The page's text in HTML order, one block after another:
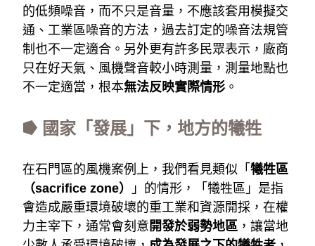
的低頻噪音，而不只是音量，不應該套用模擬交
通、工業區噪音的方法，過去訂定的噪音法規管
制也不一定適合。另外更有許多民眾表示，廠商
只在好天氣、風機聲音較小時測量，測量地點也
不一定適當，根本無法反映實際情形 。
⭓ 國家「發展」下，地方的犧牲
在石門區的風機案例上，我們看見類似「 犧牲區
（sacrifice zone）
」的情形，「犧牲區」是指
會造成嚴重環境破壞的重工業和資源開採，在權
力主宰下，通常會刻意 開發於弱勢地區 ，讓當地